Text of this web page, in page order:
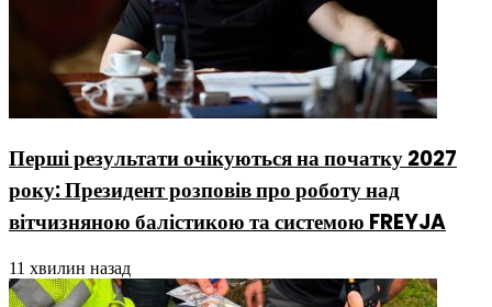
Перші результати очікуються на початку 2027
року: Президент розповів про роботу над
вітчизняною балістикою та системою FREYJA
11 хвилин назад